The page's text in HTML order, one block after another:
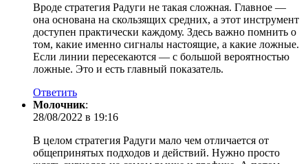
Вроде стратегия Радуги не такая сложная. Главное —
она основана на скользящих средних, а этот инструмент
доступен практически каждому. Здесь важно помнить о
том, какие именно сигналы настоящие, а какие ложные.
Если линии пересекаются — с большой вероятностью
ложные. Это и есть главный показатель.
Ответить
Молочник:
28/08/2022 в 19:16
В целом стратегия Радуги мало чем отличается от
общепринятых подходов и действий. Нужно просто